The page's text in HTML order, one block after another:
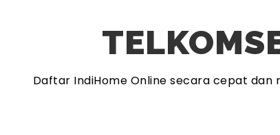
Daftar IndiHome Online secara cepat dan